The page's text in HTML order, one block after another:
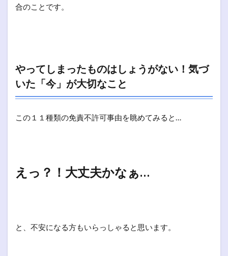
合のことです。
やってしまったものはしょうがない！気づ
いた「今」が大切なこと
この１１種類の免責不許可事由を眺めてみると…
えっ？！大丈夫かなぁ…
と、不安になる方もいらっしゃると思います。